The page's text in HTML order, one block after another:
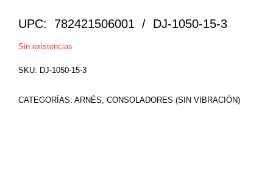
UPC: 782421506001 / DJ-1050-15-3
Sin existencias
SKU: DJ-1050-15-3
CATEGORÍAS: ARNÉS CONSOLADORES (SIN VIBRACIÓN)